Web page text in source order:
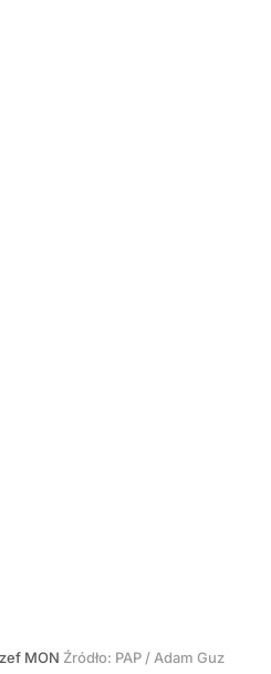
MON Źródło: PAP / Adam Guz